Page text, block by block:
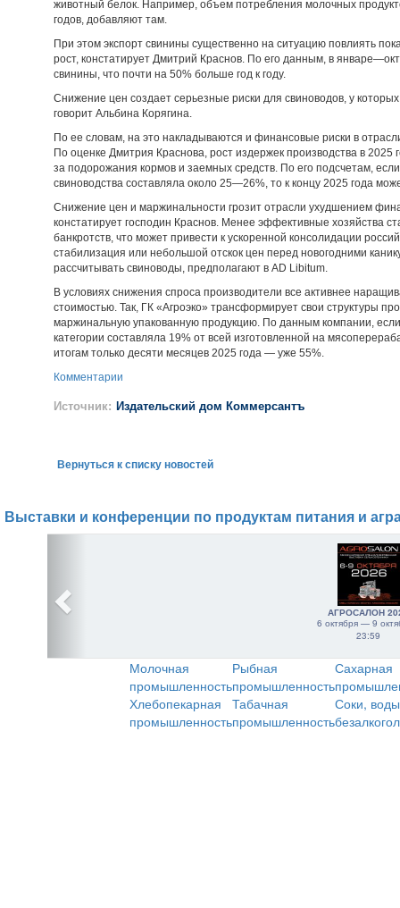
животный белок. Например, объем потребления молочных
годов, добавляют там.
При этом экспорт свинины существенно на ситуацию повлиять
рост, констатирует Дмитрий Краснов. По его данным, в
свинины, что почти на 50% больше год к году.
Снижение цен создает серьезные риски для свиноводов, у
говорит Альбина Корягина.
По ее словам, на это накладываются и финансовые риски в
По оценке Дмитрия Краснова, рост издержек производства в 2025
за подорожания кормов и заемных средств. По его подсчетам,
свиноводства составляла около 25—26%, то к концу 2025 года
Снижение цен и маржинальности грозит отрасли ухудшением
констатирует господин Краснов. Менее эффективные хозяйства
банкротств, что может привести к ускоренной консолидации
стабилизация или небольшой отскок цен перед новогодними
рассчитывать свиноводы, предполагают в AD Libitum.
В условиях снижения спроса производители все активнее
стоимостью. Так, ГК «Агроэко» трансформирует свои структуры
маржинальную упакованную продукцию. По данным компании,
категории составляла 19% от всей изготовленной на
итогам только десяти месяцев 2025 года — уже 55%.
Комментарии
Источник: Издательский дом Коммерсантъ
Вернуться к списку новостей
Выставки и конференции по продуктам питания и
АГРОСАЛОН
6 октября — 9
23:59
Молочная
промышленность
Рыбная
промышленность
Сахарная
Хлебопекарная
промышленность
Табачная
промышленность
Соки,